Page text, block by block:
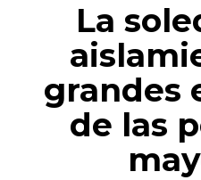
La
grandes
de las